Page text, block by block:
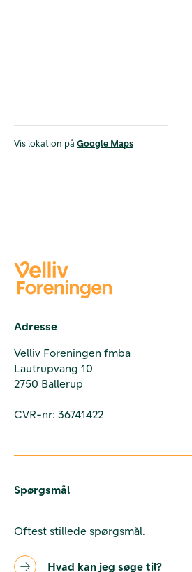
Vis lokation på Google Maps
Adresse
Velliv Foreningen fmba
Lautrupvang 10
2750 Ballerup
CVR-nr: 36741422
Spørgsmål
Oftest stillede spørgsmål.
Hvad kan jeg søge til?